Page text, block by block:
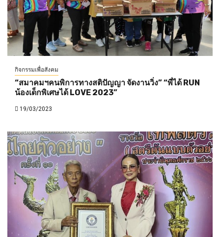
กิจกรรมเพื่อสังคม
“สมาคมฯคนพิการทางสติปัญญา จัดงานวิ่ง” “พี่ได้ RUN
น้องเด็กพิเศษได้ LOVE 2023”
19/03/2023